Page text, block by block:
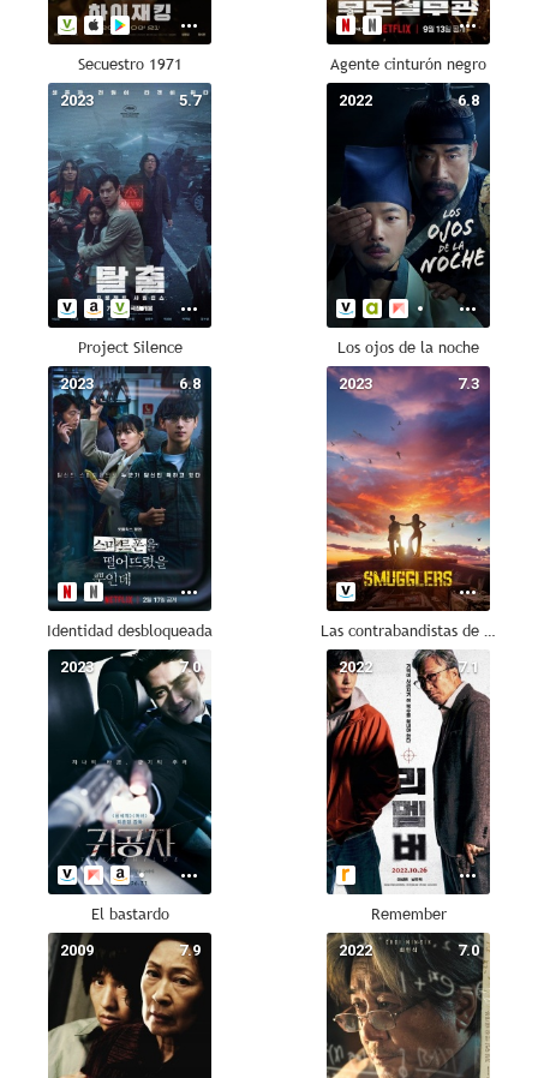
Secuestro 1971 Agente cinturón negro
5.7
2023
Project Silence
6.8
2022
Los ojos de la noche
6.8
2023
Identidad desbloqueada
7.3
2023
Las contrabandistas de Guncheon
7.0
2023
El bastardo
7.1
2022
Remember
7.9
2009 7.0
2022